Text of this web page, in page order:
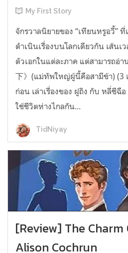
My First Story
จักรวาลนิยายของ “เทียนหรูอวี้” ที่
ดำเนินเรื่องบนโลกเดียวกัน เส้นเ
ตัวเอกในแต่ละภาค แต่สามารถอ่า
下》(แม่ทัพใหญ่ผู้นี้คือสามีข้า) (3
ก่อน เล่าเรื่องของ ฝูถิง กับ หลี่ชีฉื
ใช้ชีวิตห่างไกลกัน...
TidNiyay
[Review] The
Alison Cochrun